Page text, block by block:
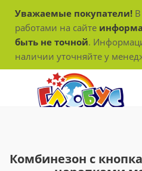
Уважаемые покупатели!
работами на сайте
быть не точной.
наличии уточняйте у
Комбинезон с